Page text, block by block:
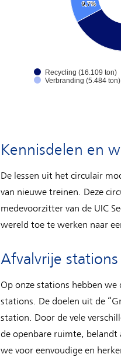
9,7%
9,7%
Recycling (16.109 ton)
Verbranding (5.484 ton)
Kennisdelen en
De lessen uit het circulair
van nieuwe treinen. Deze
medevoorzitter van de UIC
wereld toe te werken naar
Afvalvrije
Op onze stations hebben we
stations. De doelen uit de
station. Door de vele
de openbare ruimte, belandt
we voor eenvoudige en